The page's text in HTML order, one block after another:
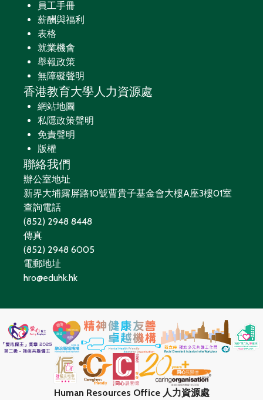
員工手冊
薪酬與福利
表格
就業機會
舉報政策
無障礙聲明
香港教育大學人力資源處
網站地圖
私隱政策聲明
免責聲明
版權
聯絡我們
辦公室地址
新界大埔露屏路10號曹貴子基金會大樓A座3樓01室
查詢電話
(852) 2948 8448
傳真
(852) 2948 6005
電郵地址
hro@eduhk.hk
Human Resources Office 人力資源處